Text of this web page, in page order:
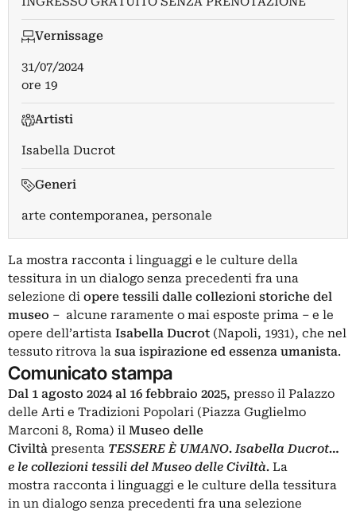
Vernissage
31/07/2024
ore 19
Artisti
Isabella Ducrot
Generi
arte contemporanea, personale
La mostra racconta i linguaggi e le culture della
tessitura in un dialogo senza precedenti fra una
selezione di opere tessili dalle collezioni storiche del
museo – alcune raramente o mai esposte prima – e le
opere dell’artista Isabella Ducrot (Napoli, 1931), che nel
tessuto ritrova la sua ispirazione ed essenza umanista.
Comunicato stampa
Dal 1 agosto 2024 al 16 febbraio 2025, presso il Palazzo
delle Arti e Tradizioni Popolari (Piazza Guglielmo
Marconi 8, Roma) il Museo delle
Civiltà presenta TESSERE È UMANO. Isabella Ducrot…
e le collezioni tessili del Museo delle Civiltà. La
mostra racconta i linguaggi e le culture della tessitura
in un dialogo senza precedenti fra una selezione